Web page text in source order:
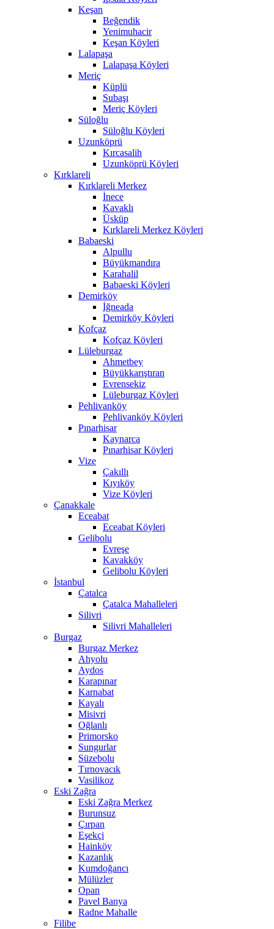
Keşan
Beğendik
Yenimuhacir
Keşan Köyleri
Lalapaşa
Lalapaşa Köyleri
Meriç
Küplü
Subaşı
Meriç Köyleri
Süloğlu
Süloğlu Köyleri
Uzunköprü
Kırcasalih
Uzunköprü Köyleri
Kırklareli
Kırklareli Merkez
İnece
Kavaklı
Üsküp
Kırklareli Merkez Köyleri
Babaeski
Alpullu
Büyükmandıra
Karahalil
Babaeski Köyleri
Demirköy
İğneada
Demirköy Köyleri
Kofçaz
Kofçaz Köyleri
Lüleburgaz
Ahmetbey
Büyükkarıştıran
Evrensekiz
Lüleburgaz Köyleri
Pehlivanköy
Pehlivanköy Köyleri
Pınarhisar
Kaynarca
Pınarhisar Köyleri
Vize
Çakıllı
Kıyıköy
Vize Köyleri
Çanakkale
Eceabat
Eceabat Köyleri
Gelibolu
Evreşe
Kavakköy
Gelibolu Köyleri
İstanbul
Çatalca
Çatalca Mahalleleri
Silivri
Silivri Mahalleleri
Burgaz
Burgaz Merkez
Ahyolu
Aydos
Karapınar
Karnabat
Kayalı
Misivri
Oğlanlı
Primorsko
Sungurlar
Süzebolu
Tırnovacık
Vasilikoz
Eski Zağra
Eski Zağra Merkez
Burunsuz
Çırpan
Eşekçi
Hainköy
Kazanlık
Kumdoğancı
Mülüzler
Opan
Pavel Banya
Radne Mahalle
Filibe